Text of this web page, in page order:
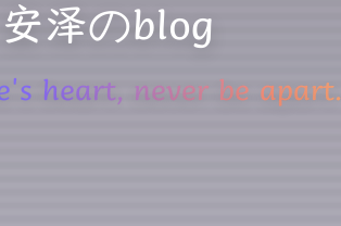
安泽のblog
heart, never be apart.